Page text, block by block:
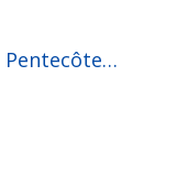
Pentecôte…